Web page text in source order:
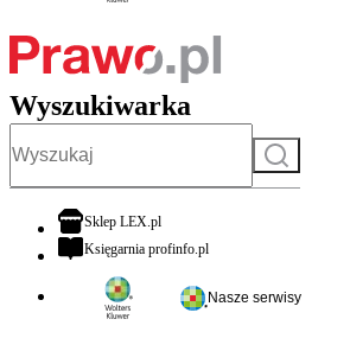
Wyszukiwarka
Szukaj
Sklep LEX.plotwiera się w nowej karcie
Księgarnia profinfo.plotwiera się w nowej karcie
Nasze serwisy